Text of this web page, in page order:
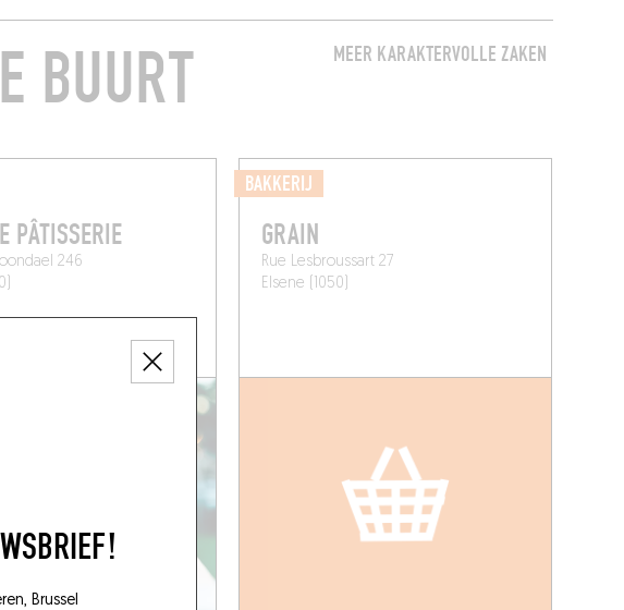
Brussel
MEER KARAKTERVOLLE ZAKEN
BUURT
PÂTISSERIE
246
BAKKERIJ
GRAIN
Rue Lesbroussart 27
Elsene (1050)